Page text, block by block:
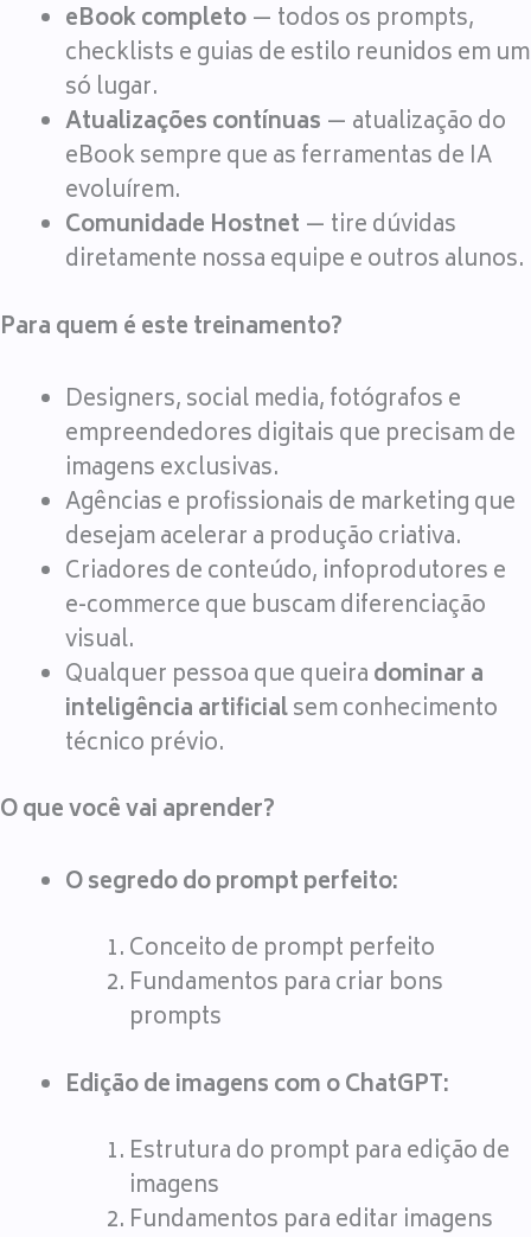
eBook completo— todos os prompts,
checklists e guias de estilo reunidos em um
só lugar.
Atualizações contínuas — atualização do
eBook sempre que as ferramentas de IA
evoluírem.
Comunidade Hostnet — tire dúvidas
diretamente nossa equipe e outros alunos.
Para quem é este treinamento?
Designers, social media, fotógrafos e
empreendedores digitais que precisam de
imagens exclusivas.
Agências e profissionais de marketing que
desejam acelerar a produção criativa.
Criadores de conteúdo, infoprodutores e
e-commerce que buscam diferenciação
visual.
Qualquer pessoa que queiradominar a
inteligência artificialsem conhecimento
técnico prévio.
O que você vai aprender?
O segredo do prompt perfeito:
Conceito de prompt perfeito
Fundamentos para criar bons
prompts
Edição de imagens com o ChatGPT:
Estrutura do prompt para edição de
imagens
Fundamentos para editar imagens